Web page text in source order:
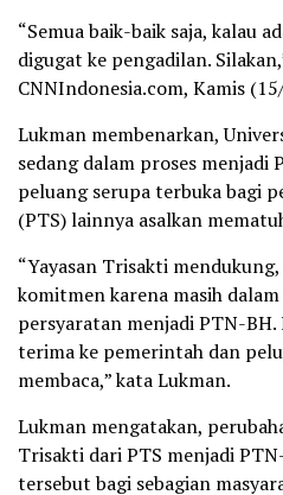
“Semua baik-baik saja, kalau
digugat ke pengadilan.
CNNIndonesia.com, Kamis
Lukman membenarkan,
sedang dalam proses menjadi
peluang serupa terbuka bagi
(PTS) lainnya asalkan
“Yayasan Trisakti
komitmen karena masih
persyaratan menjadi PTN-
terima ke pemerintah dan
membaca,” kata Lukman.
Lukman mengatakan,
Trisakti dari PTS menjadi
tersebut bagi sebagian